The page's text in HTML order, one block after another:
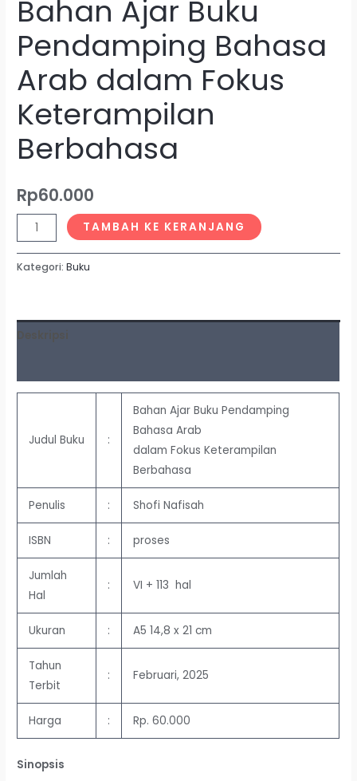
Bahan Ajar Buku
Pendamping Bahasa
Arab dalam Fokus
Keterampilan
Berbahasa
Rp60.000
TAMBAH KE KERANJANG
Kategori:Buku
Deskripsi
Judul Buku :
Bahan Ajar Buku Pendamping
Bahasa Arab
dalam Fokus Keterampilan
Berbahasa
Penulis : Shofi Nafisah
ISBN : proses
Jumlah
Hal
: VI + 113 hal
Ukuran : A5 14,8 x 21 cm
Tahun
Terbit
: Februari, 2025
Harga : Rp. 60.000
Sinopsis